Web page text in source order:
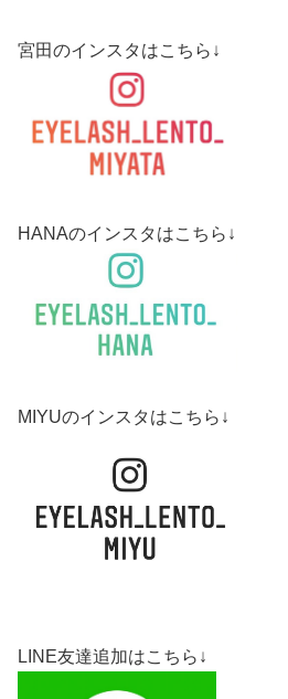
宮田のインスタはこちら↓
HANAのインスタはこちら↓
MIYUのインスタはこちら↓
LINE友達追加はこちら↓